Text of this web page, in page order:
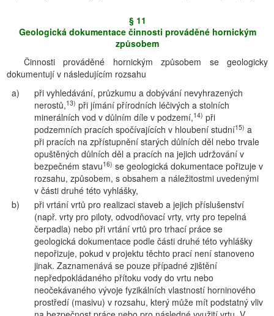
§ 11
Geologická dokumentace činnosti prováděné hornickým
způsobem
Činnosti prováděné hornickým způsobem se geologicky
dokumentují v následujícím rozsahu
a)
při vyhledávání, průzkumu a dobývání nevyhrazených
nerostů,13) při jímání přírodních léčivých a stolních
minerálních vod v důlním díle v podzemí,14) při
podzemních pracích spočívajících v hloubení studní15) a
při pracích na zpřístupnění starých důlních děl nebo trvale
opuštěných důlních děl a pracích na jejich udržování v
bezpečném stavu16) se geologická dokumentace pořizuje v
rozsahu, způsobem, s obsahem a náležitostmi uvedenými
v části druhé této vyhlášky,
b)
při vrtání vrtů pro realizaci staveb a jejich příslušenství
(např. vrty pro piloty, odvodňovací vrty, vrty pro tepelná
čerpadla) nebo při vrtání vrtů pro trhací práce se
geologická dokumentace podle části druhé této vyhlášky
nepořizuje, pokud v projektu těchto prací není stanoveno
jinak. Zaznamenává se pouze případné zjištění
nepředpokládaného přítoku vody do vrtu nebo
neočekávaného vývoje fyzikálních vlastností horninového
prostředí (masivu) v rozsahu, který může mít podstatný vliv